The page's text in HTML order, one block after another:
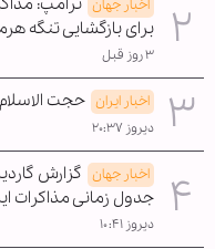
اخبار جهان ترامپ:
برای بازگشایی تنگه
۳ روز قبل
اخبار ایران حجت
دیروز ۲۰:۳۷
اخبار جهان گزارش
جدول زمانی مذاکرات
دیروز ۱۰:۴۱